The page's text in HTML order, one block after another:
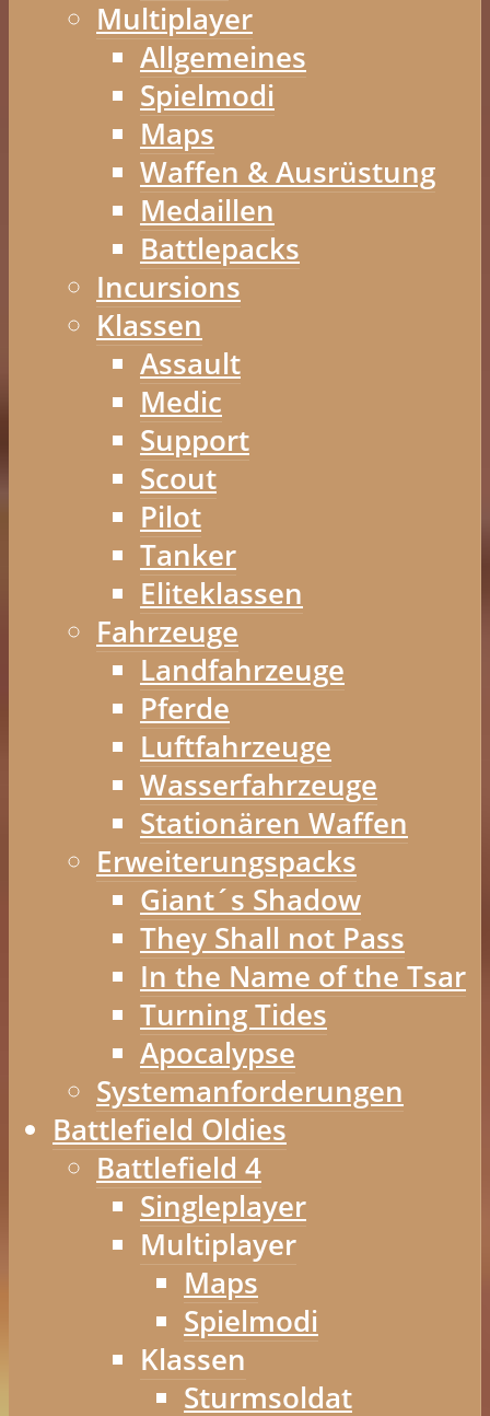
Multiplayer
Allgemeines
Spielmodi
Maps
Waffen & Ausrüstung
Medaillen
Battlepacks
Incursions
Klassen
Assault
Medic
Support
Scout
Pilot
Tanker
Eliteklassen
Fahrzeuge
Landfahrzeuge
Pferde
Luftfahrzeuge
Wasserfahrzeuge
Stationären Waffen
Erweiterungspacks
Giant´s Shadow
They Shall not Pass
In the Name of the Tsar
Turning Tides
Apocalypse
Systemanforderungen
Battlefield Oldies
Battlefield 4
Singleplayer
Multiplayer
Maps
Spielmodi
Klassen
Sturmsoldat